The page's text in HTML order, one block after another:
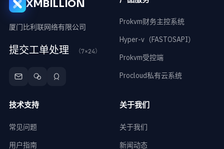
XMBILLION
厦门比利联网络有限公司
提交工单处理 （7×24）
Prokvm财务主控系统
Hyper-v（FASTOSAPI）
Prokvm受控端
Procloud私有云系统
技术支持
常见问题
用户指南
关于我们
关于我们
新闻动态